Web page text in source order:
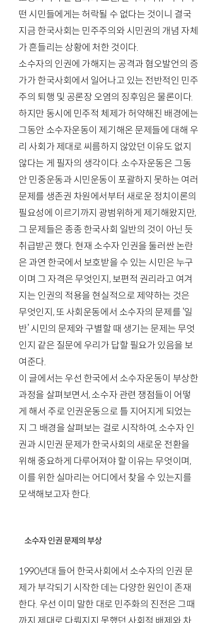
떤 시민들에게는 허락될 수 없다는 것이니 결국
지금 한국사회는 민주주의와 시민권의 개념 자체
가 흔들리는 상황에 처한 것이다.
소수자의 인권에 가해지는 공격과 혐오발언의 증
가가 한국사회에서 일어나고 있는 전반적인 민주
주의 퇴행 및 공론장 오염의 징후임은 물론이다.
하지만 동시에 민주적 체제가 허약해진 배경에는
그동안 소수자운동이 제기해온 문제들에 대해 우
리 사회가 제대로 씨름하지 않았던 이유도 없지
않다는 게 필자의 생각이다. 소수자운동은 그동
안 민중운동과 시민운동이 포괄하지 못하는 여러
문제를 생존권 차원에서부터 새로운 정치이론의
필요성에 이르기까지 광범위하게 제기해왔지만,
그 문제들은 종종 한국사회 일반의 것이 아닌 듯
취급받곤 했다. 현재 소수자 인권을 둘러싼 논란
은 과연 한국에서 보호받을 수 있는 시민은 누구
이며 그 자격은 무엇인지, 보편적 권리라고 여겨
지는 인권의 적용을 현실적으로 제약하는 것은
무엇인지, 또 사회운동에서 소수자의 문제를 ‘일
반’ 시민의 문제와 구별할 때 생기는 문제는 무엇
인지 같은 질문에 우리가 답할 필요가 있음을 보
여준다.
이 글에서는 우선 한국에서 소수자운동이 부상한
과정을 살펴보면서, 소수자 관련 쟁점들이 어떻
게 해서 주로 인권운동으로 틀 지어지게 되었는
지 그 배경을 살펴보는 걸로 시작하여, 소수자 인
권과 시민권 문제가 한국사회의 새로운 전환을
위해 중요하게 다루어져야 할 이유는 무엇이며,
이를 위한 실마리는 어디에서 찾을 수 있는지를
모색해보고자 한다.
소수자 인권 문제의 부상
1990년대 들어 한국사회에서 소수자의 인권 문
제가 부각되기 시작한 데는 다양한 원인이 존재
한다. 우선 이미 말한 대로 민주화의 진전은 그때
까지 제대로 다뤄지지 못했던 사회적 배제와 차